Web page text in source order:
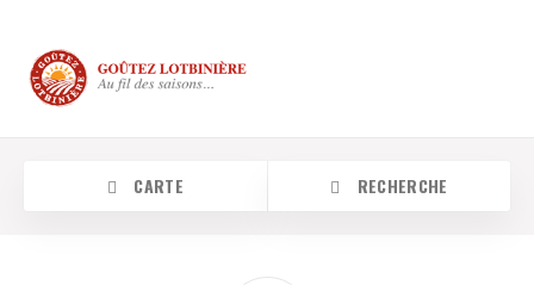
CARTE RECHERCHE